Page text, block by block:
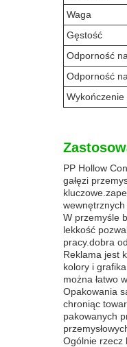
Waga
Gęstość
Odporność
Odporność
PP Hollow
gałęzi
wewnętrznych
W przemyśle
lekkość
pracy.dobra
Reklama jest
kolory i
można łatwo
Opakowania
chroniąc
pakowanych
Ogólnie rzecz